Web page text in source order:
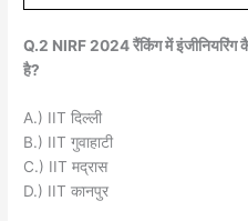
Q.2 NIRF 2024 रैंकिंग में इंजीनियरिंग
है?
A.) IIT दिल्ली
B.) IIT गुवाहाटी
C.) IIT मद्रास
D.) IIT कानपुर